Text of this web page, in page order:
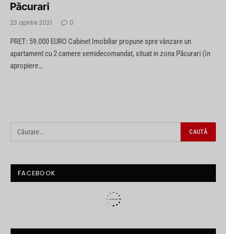
Păcurari
23 aprilie 2021 0
PRET: 59.000 EURO Cabinet Imobiliar propune spre vânzare un
apartament cu 2 camere semidecomandat, situat in zona Păcurari (în
apropiere…
FACEBOOK